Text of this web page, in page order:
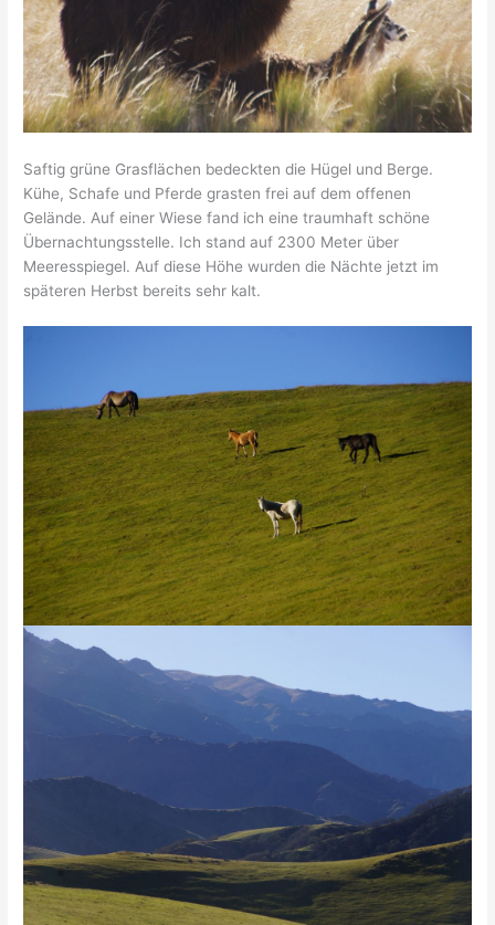
Saftig grüne Grasflächen bedeckten die Hügel und Berge.
Kühe, Schafe und Pferde grasten frei auf dem offenen
Gelände. Auf einer Wiese fand ich eine traumhaft schöne
Übernachtungsstelle. Ich stand auf 2300 Meter über
Meeresspiegel. Auf diese Höhe wurden die Nächte jetzt im
späteren Herbst bereits sehr kalt.